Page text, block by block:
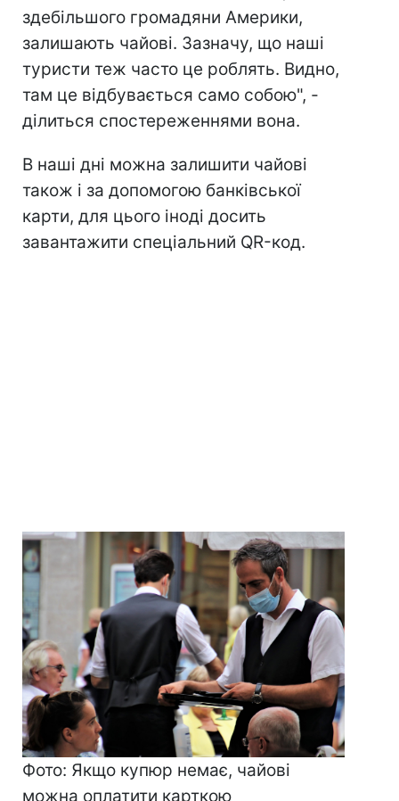
здебільшого громадяни Америки,
залишають чайові. Зазначу, що наші
туристи теж часто це роблять. Видно,
там це відбувається само собою", -
ділиться спостереженнями вона.
В наші дні можна залишити чайові
також і за допомогою банківської
карти, для цього іноді досить
завантажити спеціальний QR-код.
Фото: Якщо купюр немає, чайові
можна оплатити карткою